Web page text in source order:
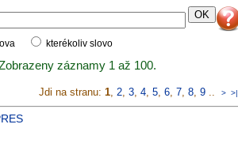
kterékoliv slovo
záznamy 1 až 100.
Jdi na stranu: 1, 2, 3, 4, 5, 6, 7, 8, 9 .. > >|